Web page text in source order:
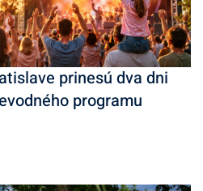
prinesú dva dni
programu